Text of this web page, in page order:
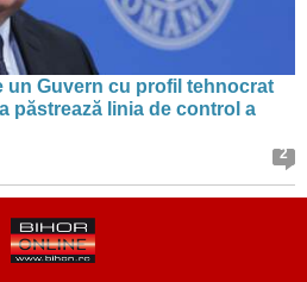
un Guvern cu profil tehnocrat
păstrează linia de control a
2